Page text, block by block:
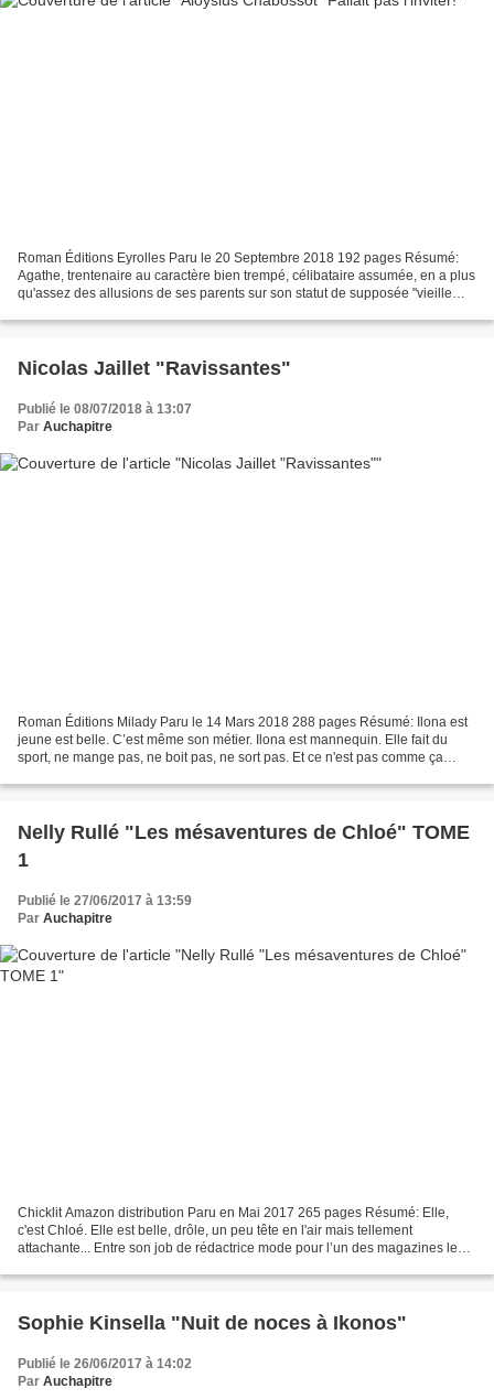
Roman Éditions Eyrolles Paru le 20 Septembre 2018 192 pages Résumé:
Agathe, trentenaire au caractère bien trempé, célibataire assumée, en a plus
qu'assez des allusions de ses parents sur son statut de supposée "vieille
Nicolas Jaillet "Ravissantes"
Publié le 08/07/2018 à 13:07
Par Auchapitre
Roman Éditions Milady Paru le 14 Mars 2018 288 pages Résumé: Ilona est
jeune est belle. C’est même son métier. Ilona est mannequin. Elle fait du
sport, ne mange pas, ne boit pas, ne sort pas. Et ce n'est pas comme ça
Nelly Rullé "Les mésaventures de Chloé" TOME
1
Publié le 27/06/2017 à 13:59
Par Auchapitre
Chicklit Amazon distribution Paru en Mai 2017 265 pages Résumé: Elle,
c'est Chloé. Elle est belle, drôle, un peu tête en l'air mais tellement
attachante... Entre son job de rédactrice mode pour l’un des magazines les
Sophie Kinsella "Nuit de noces à Ikonos"
Publié le 26/06/2017 à 14:02
Par Auchapitre